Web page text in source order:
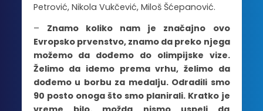
Petrović, Nikola Vukčević, Miloš Šćepanović.
– Znamo koliko nam je značajno ovo
Evropsko prvenstvo, znamo da preko njega
možemo da dođemo do olimpijske vize.
Želimo da idemo prema vrhu, želimo da
dođemo u borbu za medalju. Odradili smo
90 posto onoga što smo planirali. Kratko je